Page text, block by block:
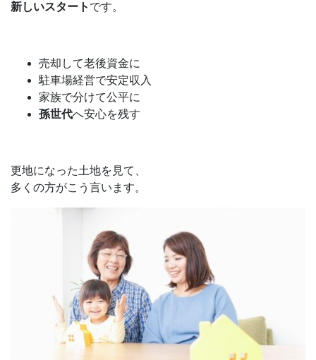
新しいスタート です。
売却して老後資金に
駐車場経営で安定収入
家族で分けて公平に
孫世代へ安心を残す
更地になった土地を見て、
多くの方がこう言います。